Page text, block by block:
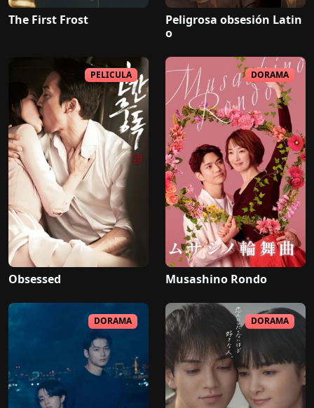
The First Frost
Peligrosa obsesión Latin
o
PELICULA
Obsessed
DORAMA
Musashino Rondo
DORAMA DORAMA